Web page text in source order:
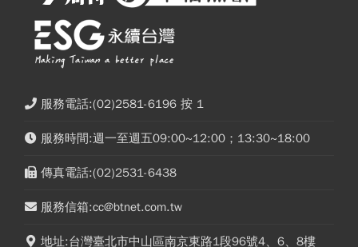
服務電話:(02)2581-6196 按 1
服務時間:週一至週五09:00~12:00；13:30~18:00
傳真電話:(02)2531-6438
服務信箱:cc@btnet.com.tw
地址:台灣臺北市中山區南京東路1段96號4、6、8樓